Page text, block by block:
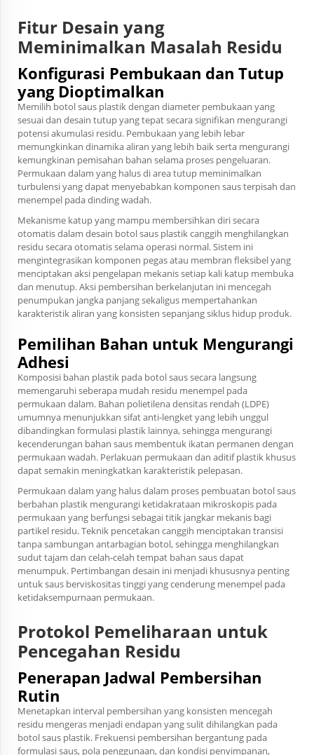
Fitur Desain yang
Meminimalkan Masalah Residu
Konfigurasi Pembukaan dan Tutup
yang Dioptimalkan
Memilih botol saus plastik dengan diameter pembukaan yang
sesuai dan desain tutup yang tepat secara signifikan mengurangi
potensi akumulasi residu. Pembukaan yang lebih lebar
memungkinkan dinamika aliran yang lebih baik serta mengurangi
kemungkinan pemisahan bahan selama proses pengeluaran.
Permukaan dalam yang halus di area tutup meminimalkan
turbulensi yang dapat menyebabkan komponen saus terpisah dan
menempel pada dinding wadah.
Mekanisme katup yang mampu membersihkan diri secara
otomatis dalam desain botol saus plastik canggih menghilangkan
residu secara otomatis selama operasi normal. Sistem ini
mengintegrasikan komponen pegas atau membran fleksibel yang
menciptakan aksi pengelapan mekanis setiap kali katup membuka
dan menutup. Aksi pembersihan berkelanjutan ini mencegah
penumpukan jangka panjang sekaligus mempertahankan
karakteristik aliran yang konsisten sepanjang siklus hidup produk.
Pemilihan Bahan untuk Mengurangi
Adhesi
Komposisi bahan plastik pada botol saus secara langsung
memengaruhi seberapa mudah residu menempel pada
permukaan dalam. Bahan polietilena densitas rendah (LDPE)
umumnya menunjukkan sifat anti-lengket yang lebih unggul
dibandingkan formulasi plastik lainnya, sehingga mengurangi
kecenderungan bahan saus membentuk ikatan permanen dengan
permukaan wadah. Perlakuan permukaan dan aditif plastik khusus
dapat semakin meningkatkan karakteristik pelepasan.
Permukaan dalam yang halus dalam proses pembuatan botol saus
berbahan plastik mengurangi ketidakrataan mikroskopis pada
permukaan yang berfungsi sebagai titik jangkar mekanis bagi
partikel residu. Teknik pencetakan canggih menciptakan transisi
tanpa sambungan antarbagian botol, sehingga menghilangkan
sudut tajam dan celah-celah tempat bahan saus dapat
menumpuk. Pertimbangan desain ini menjadi khususnya penting
untuk saus berviskositas tinggi yang cenderung menempel pada
ketidaksempurnaan permukaan.
Protokol Pemeliharaan untuk
Pencegahan Residu
Penerapan Jadwal Pembersihan
Rutin
Menetapkan interval pembersihan yang konsisten mencegah
residu mengeras menjadi endapan yang sulit dihilangkan pada
botol saus plastik. Frekuensi pembersihan bergantung pada
formulasi saus, pola penggunaan, dan kondisi penyimpanan,